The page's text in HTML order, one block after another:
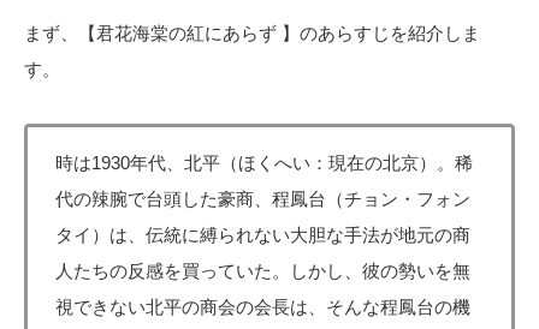
まず、【君花海棠の紅にあらず 】のあらすじを紹介しま
す。
時は1930年代、北平（ほくへい：現在の北京）。稀
代の辣腕で台頭した豪商、程鳳台（チョン・フォン
タイ）は、伝統に縛られない大胆な手法が地元の商
人たちの反感を買っていた。しかし、彼の勢いを無
視できない北平の商会の会長は、そんな程鳳台の機